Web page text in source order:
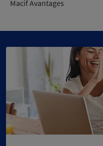
Macif Avantages